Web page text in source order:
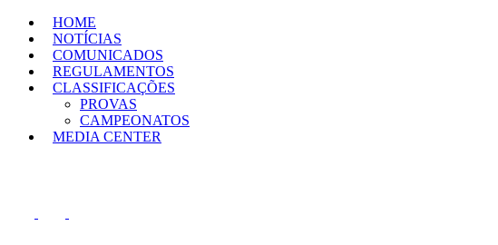
HOME
NOTÍCIAS
COMUNICADOS
REGULAMENTOS
CLASSIFICAÇÕES
PROVAS
CAMPEONATOS
MEDIA CENTER